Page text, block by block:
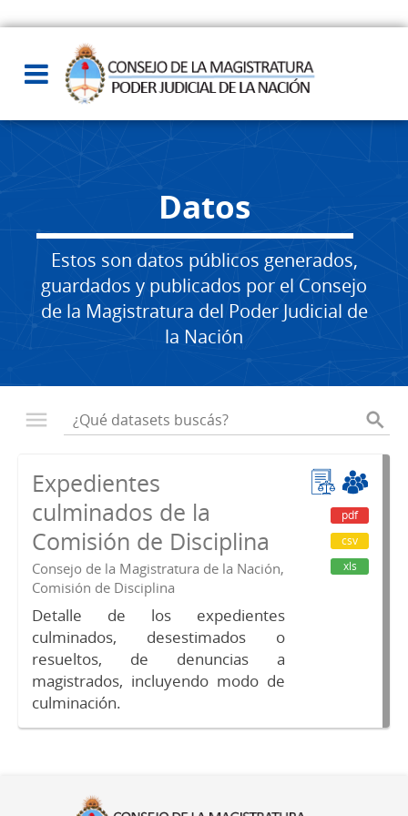
Datos
Estos son datos públicos generados,
guardados y publicados por el Consejo
de la Magistratura del Poder Judicial de
la Nación
Expedientes
culminados de la
Comisión de Disciplina
Consejo de la Magistratura de la Nación,
Comisión de Disciplina
Detalle de los expedientes
culminados, desestimados o
resueltos, de denuncias a
magistrados, incluyendo modo de
culminación.
pdf
csv
xls